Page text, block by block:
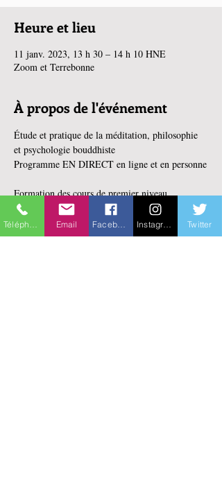
Heure et lieu
11 janv. 2023, 13 h 30 – 14 h 10 HNE
Zoom et Terrebonne
À propos de l'événement
Étude et pratique de la méditation, philosophie
et psychologie bouddhiste
Programme EN DIRECT en ligne et en personne
Formation des cours de premier niveau
(Comprendre les émotions, la méditation du
calme mental et les étapes de la voie vers le
bonheur : Introduction au Lamrim) de 50 heures
Email Twitter